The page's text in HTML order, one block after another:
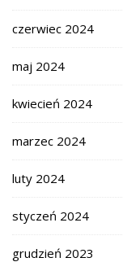
czerwiec 2024
maj 2024
kwiecień 2024
marzec 2024
luty 2024
styczeń 2024
grudzień 2023